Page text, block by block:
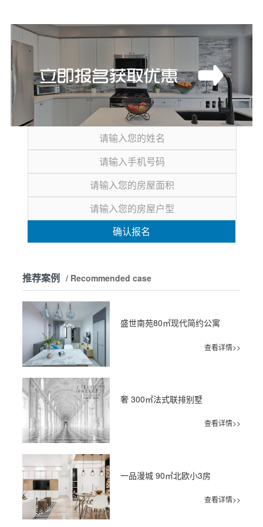
确认报名
推荐案例 / Recommended case
盛世南苑80㎡现代简约公寓
查看详情>>
奢 300㎡法式联排别墅
查看详情>>
一品漫城 90㎡北欧小3房
查看详情>>